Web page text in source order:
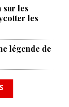
sur les
les
légende de